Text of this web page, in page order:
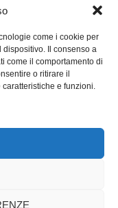
come i cookie per
Il consenso a
come il comportamento di
o ritirare il
e funzioni.